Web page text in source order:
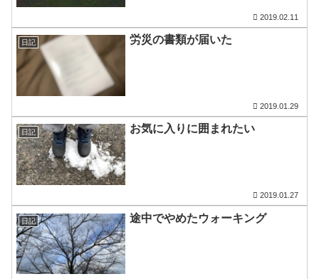
2019.02.11
日記 労災の書類が届いた
2019.01.29
日記 お気に入りに囲まれたい
2019.01.27
日記 途中でやめたウォーキング